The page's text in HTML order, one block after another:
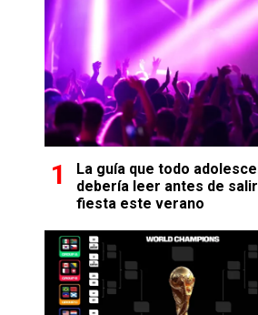
La guía que todo
debería leer antes de
fiesta este verano